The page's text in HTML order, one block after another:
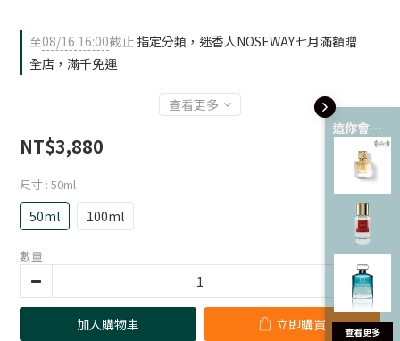
這你會愛 💘
至08/16 16:00截止 指定分類，迷香人NOSEWAY七月滿額贈
全店，滿千免運
查看更多
NT$3,880
尺寸 : 50ml
50ml 100ml
數量
加入購物車 立即購買